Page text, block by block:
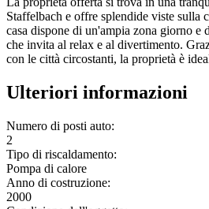
Staffelbach e offre splendide viste sulla
casa dispone di un'ampia zona giorno e
che invita al relax e al divertimento.
con le città circostanti, la proprietà è
Ulteriori informazioni
Numero di posti auto:
2
Tipo di riscaldamento:
Pompa di calore
Anno di costruzione:
2000